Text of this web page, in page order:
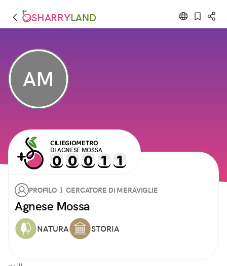
SHARRYLAND
AM
CILIEGIOMETRO
DI AGNESE MOSSA
PROFILO } CERCATORE DI MERAVIGLIE
Agnese Mossa
NATURA STORIA